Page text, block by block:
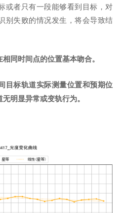
或者只有一段能够看到目标，对
别失败的情况发生，将会导致结
相同时间点的位置基本吻合。
目标轨道实际测量位置和预期位
明显异常或变轨行为。